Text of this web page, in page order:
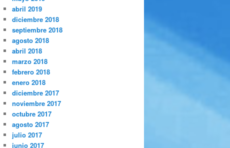
abril 2019
diciembre 2018
septiembre 2018
agosto 2018
abril 2018
marzo 2018
febrero 2018
enero 2018
diciembre 2017
noviembre 2017
octubre 2017
agosto 2017
julio 2017
junio 2017